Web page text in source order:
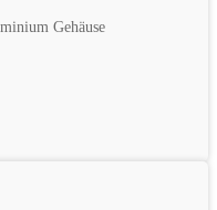
Gehäuse